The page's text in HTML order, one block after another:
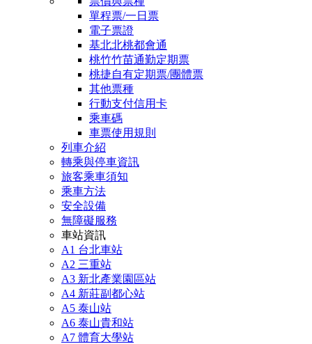
單程票/一日票
電子票證
基北北桃都會通
桃竹竹苗通勤定期票
桃捷自有定期票/團體票
其他票種
行動支付信用卡
乘車碼
車票使用規則
列車介紹
轉乘與停車資訊
旅客乘車須知
乘車方法
安全設備
無障礙服務
車站資訊
A1 台北車站
A2 三重站
A3 新北產業園區站
A4 新莊副都心站
A5 泰山站
A6 泰山貴和站
A7 體育大學站